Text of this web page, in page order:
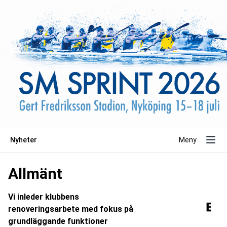
Nyheter Meny
Allmänt
Vi inleder klubbens
renoveringsarbete med fokus på
grundläggande funktioner